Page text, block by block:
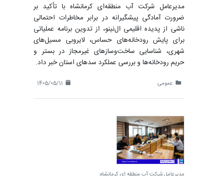
مدیرعامل شرکت آب منطقه‌ای کرمانشاه با تأکید بر
ضرورت آمادگی پیشگیرانه در برابر مخاطرات احتمالی
ناشی از پدیده اقلیمی ال‌نینو، از تدوین برنامه عملیاتی
برای پایش رودخانه‌های حساس، لایروبی مسیل‌های
شهری، شناسایی ساخت‌وسازهای غیرمجاز در بستر و
حریم رودخانه‌ها و بررسی عملکرد سدهای استان خبر داد.
عمومی
مدیرعامل شرکت آب منطقه ای کرمانشاه: